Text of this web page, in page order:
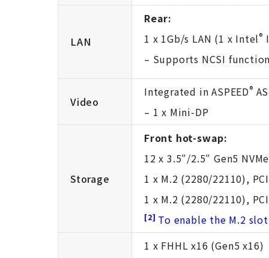
LAN
Rear:
1 x 1Gb/s LAN (1 x Intel®
– Supports NCSI
Video
Integrated in ASPEED®
– 1 x Mini-DP
Storage
Front hot-swap:
12 x 3.5″/2.5″ Gen5
1 x M.2 (2280/22110),
1 x M.2 (2280/22110),
[2] To enable the M.2
1 x FHHL x16 (Gen5 x16)